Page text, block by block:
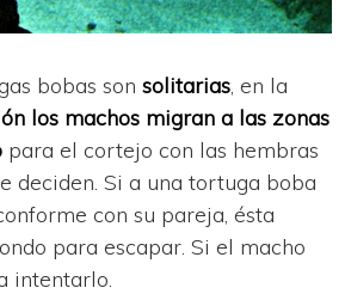
bobas son solitarias, en la
los machos migran a las zonas
para el cortejo con las hembras
deciden. Si a una tortuga boba
con su pareja, ésta
para escapar. Si el macho
intentarlo.